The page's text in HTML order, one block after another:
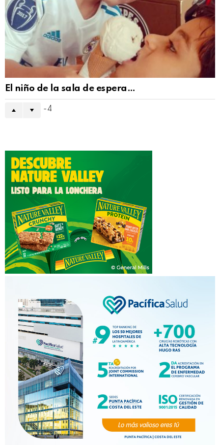
El niño de la sala de espera…
-4